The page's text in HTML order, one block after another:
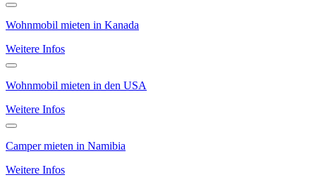
Wohnmobil mieten in Kanada
Weitere Infos
Wohnmobil mieten in den USA
Weitere Infos
Camper mieten in Namibia
Weitere Infos